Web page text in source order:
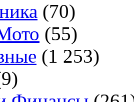
(70)
(55)
(1 253)